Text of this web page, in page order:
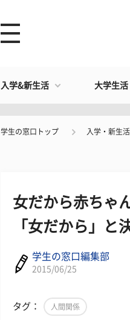
入学&新生活 大学生活
学生の窓口トップ 入学・新生活
女だから赤ちゃ
「女だから」と
学生の窓口編集部
2015/06/25
タグ： 人間関係